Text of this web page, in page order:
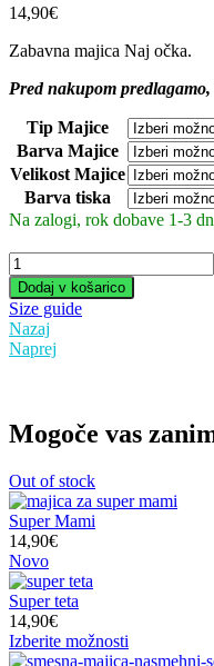
14,90€
Zabavna majica Naj očka.
Pred nakupom
Tip Majice
Barva Majice
Velikost Majice
Barva tiska
Na zalogi, rok dobave 1-3
Naj
Očka
količina
Dodaj v košarico
Size guide
Nazaj
Naprej
Mogoče vas
Out of stock
Super Mami
14,90€
Ta
izdelek
ima
več
različic.
Možnosti
Novo
Super teta
14,90€
Izberite možnosti
izdelek